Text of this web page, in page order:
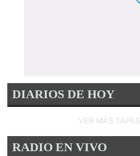
DIARIOS DE HOY
VER MÁS TAPAS
RADIO EN VIVO